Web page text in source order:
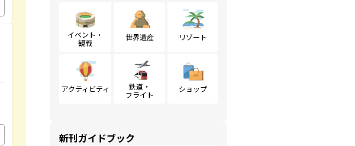
イベント・
観戦
世界遺産 リゾート
アクティビティ
鉄道・
フライト
ショップ
新刊ガイドブック